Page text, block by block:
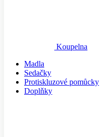
Koupelna
Madla
Sedačky
Protiskluzové pomůcky
Doplňky